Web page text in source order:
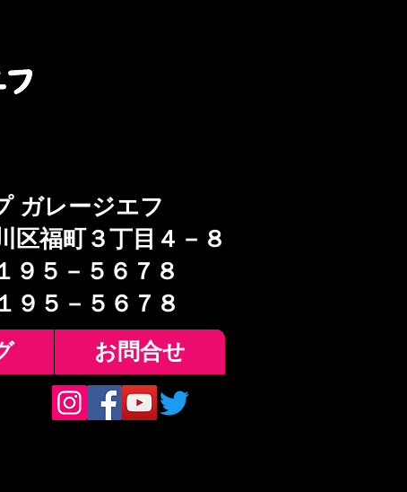
ガレージエフ
区福町３丁目４－８
９５－５６７８
９５－５６７８
お問合せ